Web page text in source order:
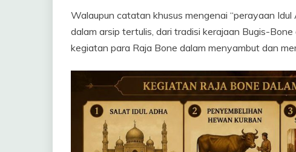
Walaupun catatan khusus mengenai “perayaan
dalam arsip tertulis, dari tradisi kerajaan Bugis-
kegiatan para Raja Bone dalam menyambut dan